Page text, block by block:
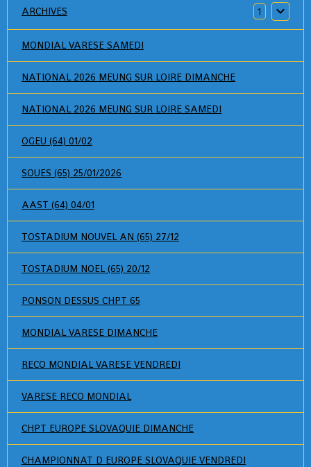
ARCHIVES 1
MONDIAL VARESE SAMEDI
NATIONAL 2026 MEUNG SUR LOIRE DIMANCHE
NATIONAL 2026 MEUNG SUR LOIRE SAMEDI
OGEU (64) 01/02
SOUES (65) 25/01/2026
AAST (64) 04/01
TOSTADIUM NOUVEL AN (65) 27/12
TOSTADIUM NOEL (65) 20/12
PONSON DESSUS CHPT 65
MONDIAL VARESE DIMANCHE
RECO MONDIAL VARESE VENDREDI
VARESE RECO MONDIAL
CHPT EUROPE SLOVAQUIE DIMANCHE
CHAMPIONNAT D EUROPE SLOVAQUIE VENDREDI